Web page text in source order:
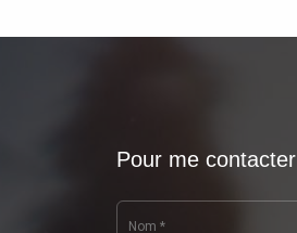
Pour me contacter